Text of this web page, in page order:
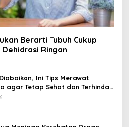
Berarti Tubuh Cukup
Dehidrasi Ringan
Ini Tips Merawat
agar Tetap Sehat dan Terhindar
Penyakit